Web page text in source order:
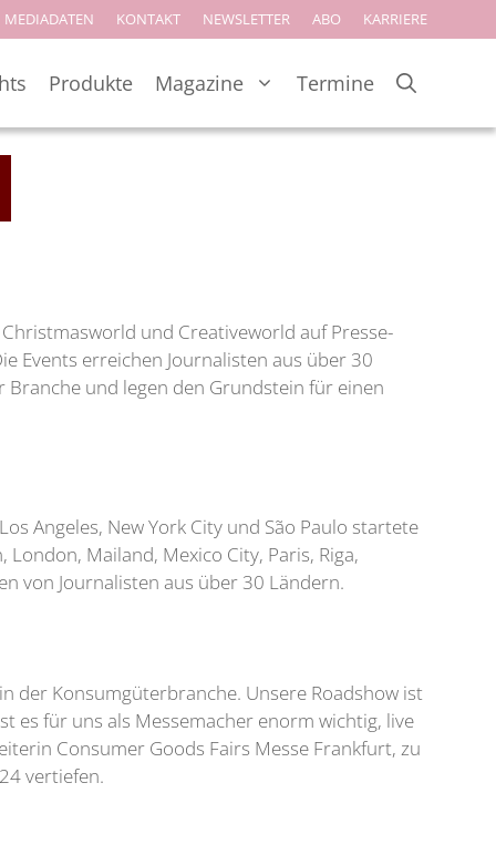
MEDIADATEN KONTAKT NEWSLETTER ABO KARRIERE
Produkte Magazine Termine
und Creativeworld auf Presse-
Events erreichen Journalisten aus über 30
und legen den Grundstein für einen
Angeles, New York City und São Paulo startete
Mailand, Mexico City, Paris, Riga,
von Journalisten aus über 30 Ländern.
der Konsumgüterbranche. Unsere Roadshow ist
es für uns als Messemacher enorm wichtig, live
Consumer Goods Fairs Messe Frankfurt, zu
vertiefen.